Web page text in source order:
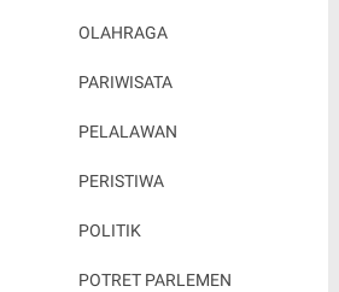
OLAHRAGA
PARIWISATA
PELALAWAN
PERISTIWA
POLITIK
POTRET PARLEMEN